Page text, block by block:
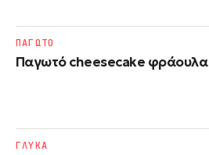
Παγωτό cheesecake φράουλα
ΠΑΓΩΤΟ
ΓΛΥΚΑ